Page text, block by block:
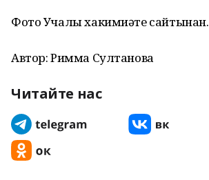
Фото Учалы хакимиәте сайтынан.
Автор: Римма Султанова
Читайте нас